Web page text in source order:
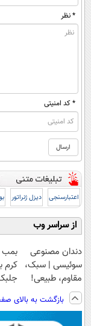
* نظر
* کد امنیتی
اعتبارسنجی دیزل ژنراتور
از سراسر وب
دندان مصنوعی
سوئیسی | سبک،
مقاوم، طبیعی!
ویزیت
رایگان+پرداخت
اقساطی😍
بمب
کرم
بازگشت به بالای